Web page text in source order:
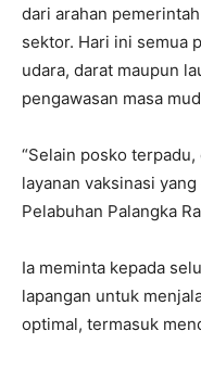
dari arahan
sektor. Hari ini semua
udara, darat maupun
pengawasan masa
“Selain posko
layanan vaksinasi
Pelabuhan Palangka
Ia meminta kepada
lapangan untuk
optimal, termasuk